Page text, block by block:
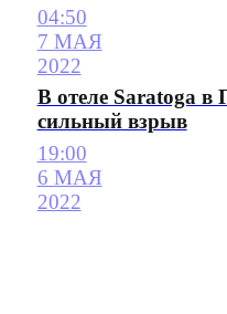
04:50
7 МАЯ
2022
В отеле Saratoga в
сильный взрыв
19:00
6 МАЯ
2022